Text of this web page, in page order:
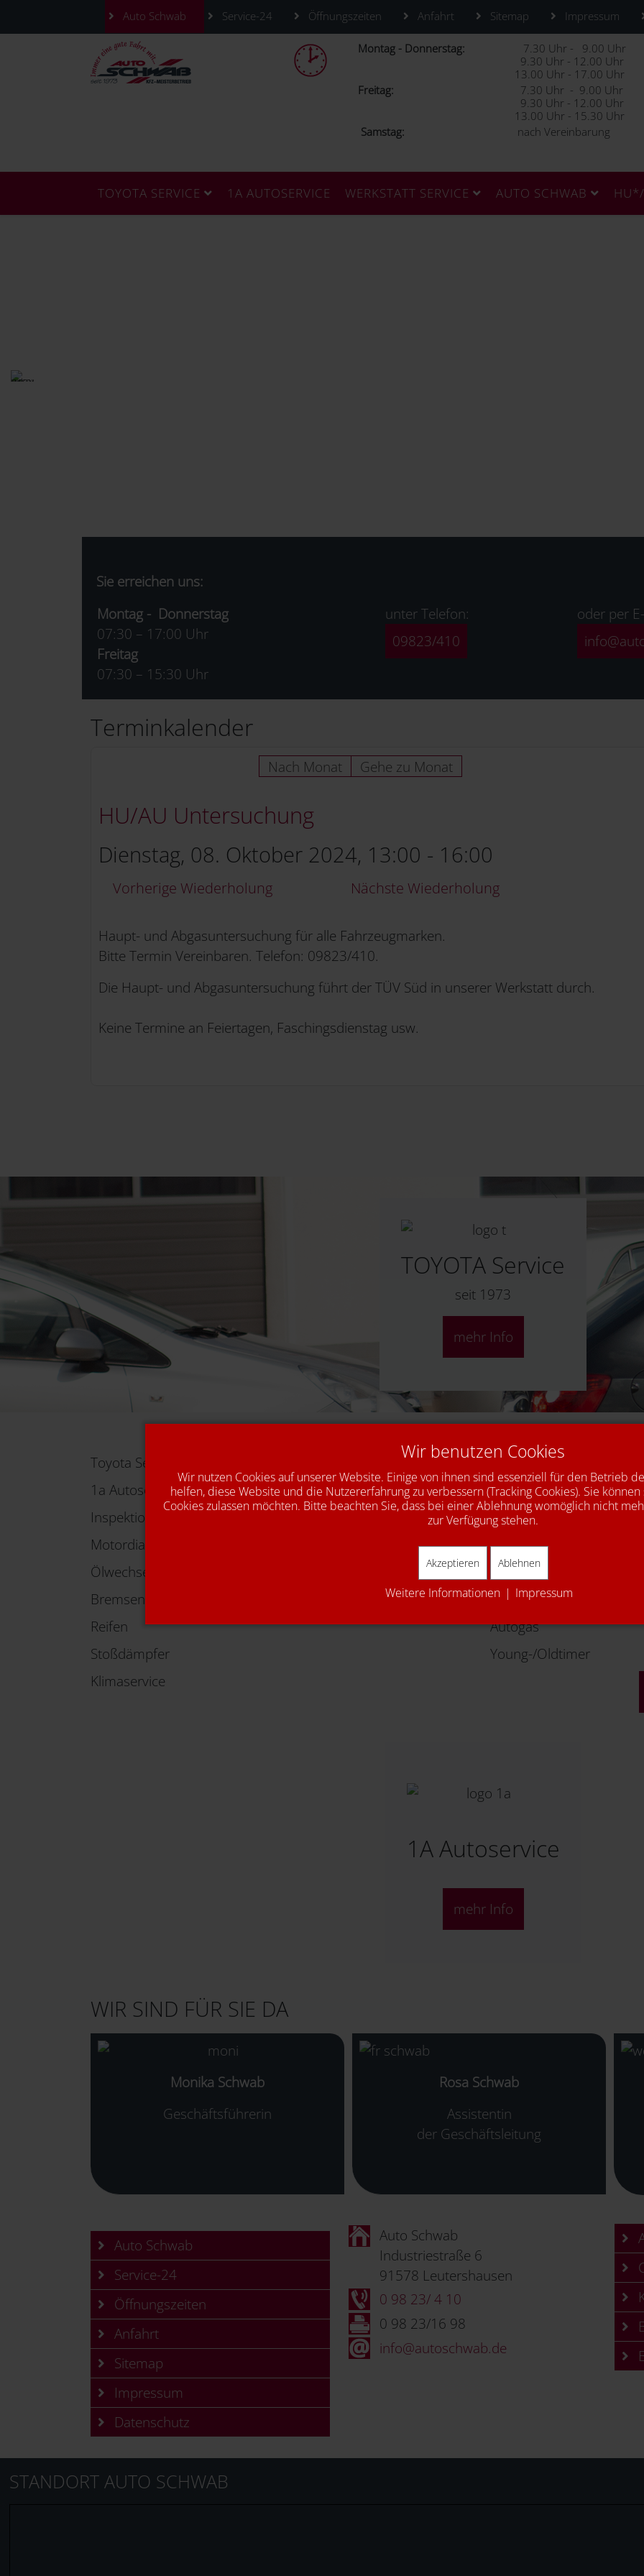
Auto Schwab Service-24 Öffnungszeiten Anfahrt Sitemap Impressum
Montag - Donnerstag:
7.30 Uhr - 9.00 Uhr
9.30 Uhr - 12.00 Uhr
13.00 Uhr - 17.00 Uhr
Freitag:
7.30 Uhr - 9.00 Uhr
9.30 Uhr - 12.00 Uhr
13.00 Uhr - 15.30 Uhr
Samstag:
nach Vereinbarung
TOYOTA SERVICE 1A AUTOSERVICE WERKSTATT SERVICE AUTO SCHWAB HU*/
Sie erreichen uns:
Montag - Donnerstag
07:30 – 17:00 Uhr
Freitag
07:30 – 15:30 Uhr
unter Telefon:
09823/410
oder per
Terminkalender
Nach Monat Gehe zu Monat
HU/AU Untersuchung
Dienstag, 08. Oktober 2024, 13:00 - 16:00
Vorherige Wiederholung Nächste Wiederholung
Haupt- und Abgasuntersuchung für alle Fahrzeugmarken.
Bitte Termin Vereinbaren. Telefon: 09823/410.
Die Haupt- und Abgasuntersuchung führt der TÜV Süd in unserer Werkstatt durch.
Keine Termine an Feiertagen, Faschingsdienstag usw.
TOYOTA Service
seit 1973
mehr Info
Unsere Leistungen
Toyota Service
1a Autoservice für alle Marken
Inspektion
Motordiagnose
Ölwechsel
Bremsen
Reifen
Stoßdämpfer
Klimaservice
Unfallinstandsetzung
Autoglas
Abgas-Kat
SaisonChecks
Komfortzubehör
Kundenersatzfahrzeug
Autogas
Young-/Oldtimer
1A Autoservice
mehr Info
WIR SIND FÜR SIE DA
Monika Schwab
Geschäftsführerin
Rosa Schwab
Assistentin
der Geschäftsleitung
Auto Schwab
Service-24
Öffnungszeiten
Anfahrt
Sitemap
Impressum
Datenschutz
Auto Schwab
Industriestraße 6
91578 Leutershausen
0 98 23/ 4 10
0 98 23/16 98
info@autoschwab.de
STANDORT AUTO SCHWAB
Wir benutzen Cookies
Wir nutzen Cookies auf unserer Website. Einige von ihnen sind essenziell für den Betrieb
helfen, diese Website und die Nutzererfahrung zu verbessern (Tracking Cookies). Sie
Cookies zulassen möchten. Bitte beachten Sie, dass bei einer Ablehnung womöglich nicht
zur Verfügung stehen.
Akzeptieren Ablehnen
Weitere Informationen | Impressum